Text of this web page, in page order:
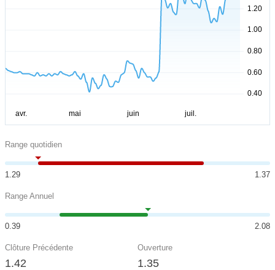
Range quotidien
1.29 1.37
Range Annuel
0.39 2.08
Clôture Précédente
1.42
Ouverture
1.35